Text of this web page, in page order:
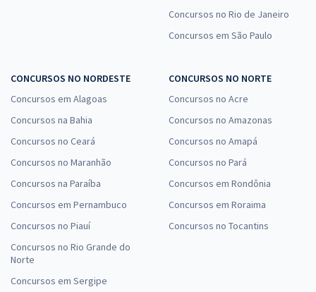
Concursos no Rio de Janeiro
Concursos em São Paulo
CONCURSOS NO NORDESTE
Concursos em Alagoas
Concursos na Bahia
Concursos no Ceará
Concursos no Maranhão
Concursos na Paraíba
Concursos em Pernambuco
Concursos no Piauí
Concursos no Rio Grande do
Norte
Concursos em Sergipe
CONCURSOS NO NORTE
Concursos no Acre
Concursos no Amazonas
Concursos no Amapá
Concursos no Pará
Concursos em Rondônia
Concursos em Roraima
Concursos no Tocantins